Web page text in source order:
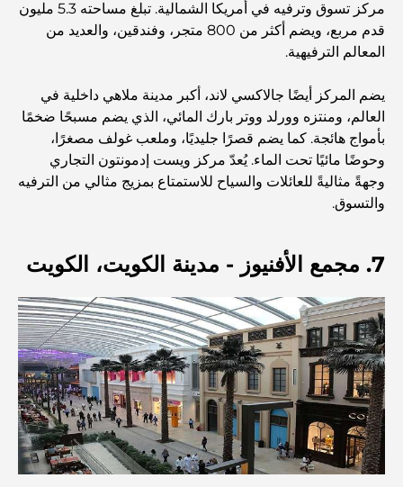
مستشفى في مركز دبي المالي العالمي: رعاية طبية عالمية
المستوى في دبي
صالات رياضية في مركز دبي المالي العالمي: حيث يلتقي اللياقة
البدنية بأسلوب حياة الأعمال
أندر سيارة في العالم: أساطير السيارات التي لا تُقدر بثمن
نادي شاطئ العائلة في دبي: حيث يلتقي المرح بالاسترخاء
أفضل مدارس البكالوريا الدولية في دبي: دليل شامل لأولياء
الأمور
المخطط الرئيسي لتلال دبي: رؤية للحياة المجتمعية العصرية
مركز تسوق وترفيه في أمريكا الشمالية. تبلغ مساحته 5.3 مليون
قدم مربع، ويضم أكثر من 800 متجر، وفندقين، والعديد من
المعالم الترفيهية.
يضم المركز أيضًا جالاكسي لاند، أكبر مدينة ملاهي داخلية في
العالم، ومنتزه وورلد ووتر بارك المائي، الذي يضم مسبحًا ضخمًا
بأمواج هائجة. كما يضم قصرًا جليديًا، وملعب غولف مصغرًا،
وحوضًا مائيًا تحت الماء. يُعدّ مركز ويست إدمونتون التجاري
وجهةً مثاليةً للعائلات والسياح للاستمتاع بمزيج مثالي من الترفيه
والتسوق.
7. مجمع الأفنيوز - مدينة الكويت، الكويت